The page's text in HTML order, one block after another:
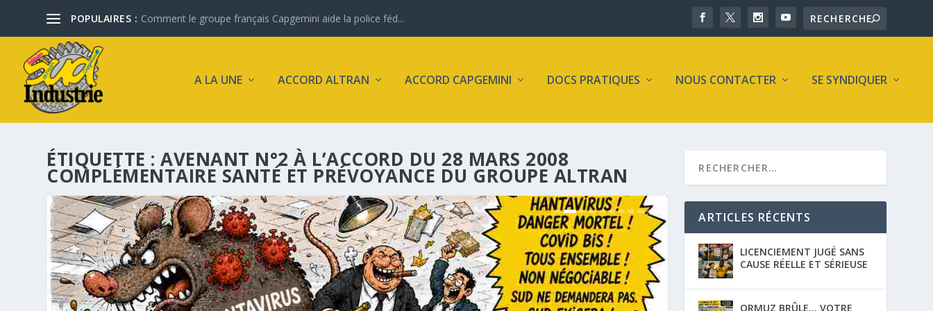
POPULAIRES : Comment le groupe français Capgemini aide la police féd...
A LA UNE ACCORD ALTRAN ACCORD CAPGEMINI DOCS PRATIQUES NOUS CONTACTER SE SYNDIQUER
ÉTIQUETTE :AVENANT N°2 À L’ACCORD DU 28 MARS 2008
COMPLÉMENTAIRE SANTÉ ET PRÉVOYANCE DU GROUPE ALTRAN
ARTICLES RÉCENTS
LICENCIEMENT JUGÉ SANS
CAUSE RÉELLE ET SÉRIEUSE
ORMUZ BRÛLE… VOTRE